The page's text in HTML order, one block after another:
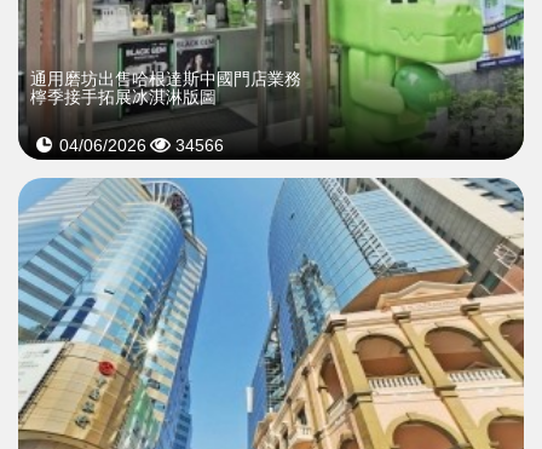
通用磨坊出售哈根達斯中國門店業務
檸季接手拓展冰淇淋版圖
04/06/2026 34566